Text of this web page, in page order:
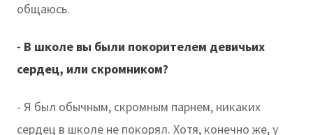
общаюсь.
- В школе вы были покорителем девичьих
сердец, или скромником?
- Я был обычным, скромным парнем, никаких
сердец в школе не покорял. Хотя, конечно же, у